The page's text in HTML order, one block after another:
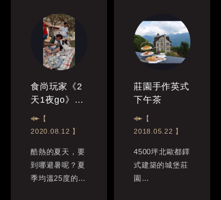
食尚玩家《2
天1夜go》採
訪報導：夏日
清境避暑行程
【
2020.08.12 】
酷熱的夏天，要
到哪避暑呢？夏
季均溫25度的清
莊園手作英式
下午茶
【
2018.05.22 】
4500坪北歐都鐸
式建築的城堡莊
園